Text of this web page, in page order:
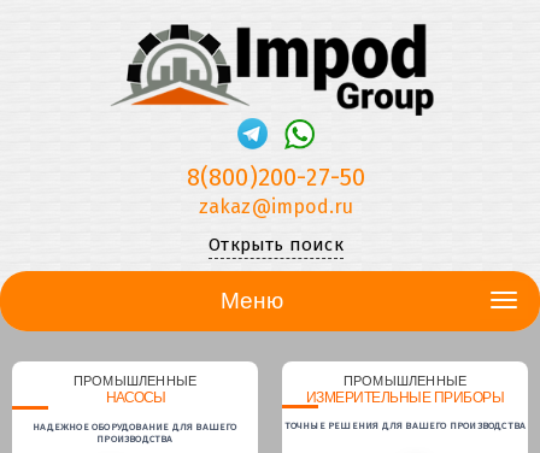
8(800)200-27-50
zakaz@impod.ru
Открыть поиск
Меню
ПРОМЫШЛЕННЫЕ
НАСОСЫ
НАДЕЖНОЕ ОБОРУДОВАНИЕ ДЛЯ ВАШЕГО
ПРОИЗВОДСТВА
ПРОМЫШЛЕННЫЕ
ИЗМЕРИТЕЛЬНЫЕ ПРИБОРЫ
ТОЧНЫЕ РЕШЕНИЯ ДЛЯ ВАШЕГО ПРОИЗВОДСТВА